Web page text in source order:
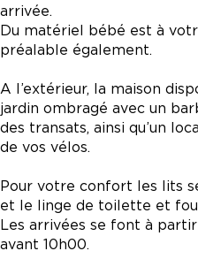
arrivée.
Du matériel bébé est à
préalable également.
A l’extérieur, la maison
jardin ombragé avec un
des transats, ainsi qu’un
de vos vélos.
Pour votre confort les lits
et le linge de toilette et
Les arrivées se font à
avant 10h00.